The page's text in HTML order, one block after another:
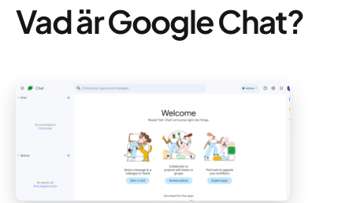
Vad är Google Chat?